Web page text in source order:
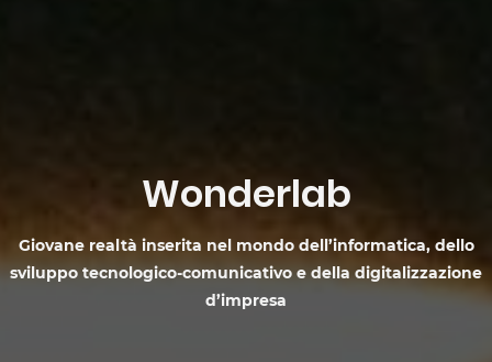
Wonderlab
Giovane realtà inserita nel mondo dell’informatica, dello
sviluppo tecnologico-comunicativo e della digitalizzazione
d’impresa